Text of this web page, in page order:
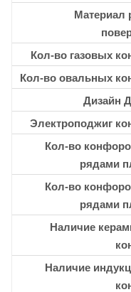
Материал
Кол-во газовых
Кол-во овальных
Дизайн
Электроподжиг
Кол-во
рядами
Кол-во
рядами
Наличие
Наличие